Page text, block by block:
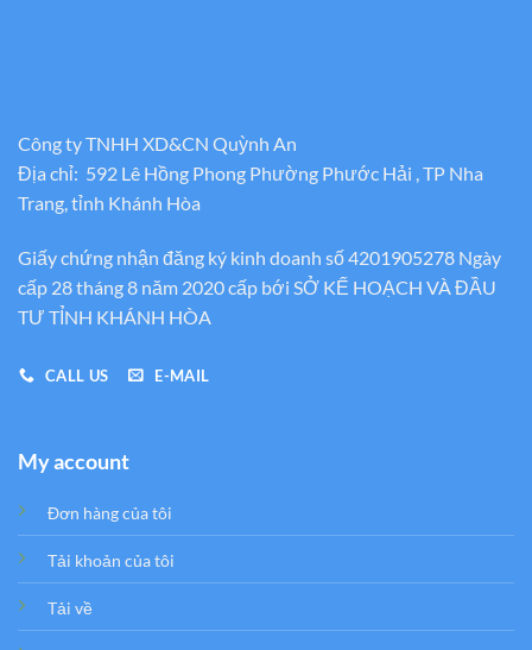
Công ty TNHH XD&CN Quỳnh An
Địa chỉ: 592 Lê Hồng Phong Phường Phước Hải , TP Nha
Trang, tỉnh Khánh Hòa
Giấy chứng nhận đăng ký kinh doanh số 4201905278 Ngày
cấp 28 tháng 8 năm 2020 cấp bới SỞ KẾ HOẠCH VÀ ĐẦU
TƯ TỈNH KHÁNH HÒA
CALL US E-MAIL
My account
Đơn hàng của tôi
Tải khoản của tôi
Tải về